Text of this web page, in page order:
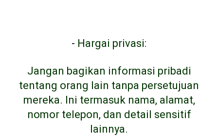
- Hargai privasi:
Jangan bagikan informasi pribadi
tentang orang lain tanpa persetujuan
mereka. Ini termasuk nama, alamat,
nomor telepon, dan detail sensitif
lainnya.